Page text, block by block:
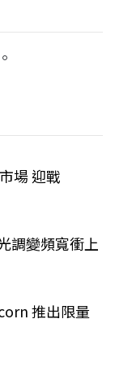
場 迎戰
調變頻寬衝上
推出限量